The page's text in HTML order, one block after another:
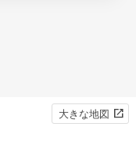
大きな地図